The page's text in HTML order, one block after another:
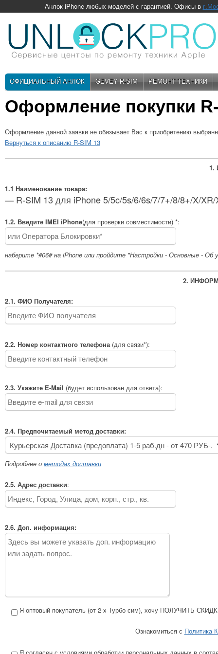
Анлок iPhone любых моделей с гарантией. Офисы в
ОФИЦИАЛЬНЫЙ АНЛОК GEVEY R-SIM РЕМОНТ ТЕХНИКИ
Оформление покупки
Оформление данной заявки не обязывает Вас к приобретению
Вернуться к описанию R-SIM 13
1.
1.1 Наименование товара:
— R-SIM 13 для iPhone 5/5c/5s/6/6s/7/7+/8/8+/X/XR/
1.2. Введите IMEI iPhone(для проверки совместимости) *:
наберите *#06# на iPhone или пройдите "Настройки - Основные - Об
2.
2.1. ФИО Получателя:
2.2. Номер контактного телефона(для связи*):
2.3. Укажите E-Mail (будет использован для ответа):
2.4. Предпочитаемый метод доставки:
Подробнее о методах доставки
2.5. Адрес доставки:
2.6. Доп. информация:
Я оптовый покупатель (от 2-х Турбо сим), хочу ПОЛУЧИТЬ
Ознакомиться с Политика